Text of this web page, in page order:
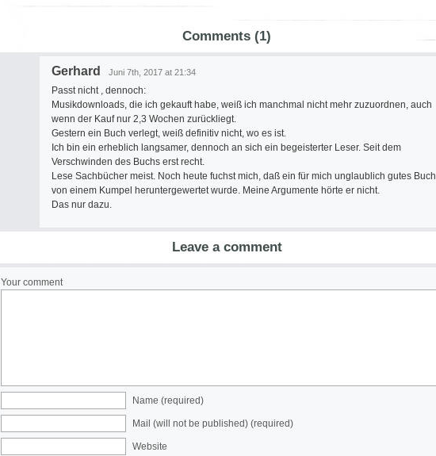
Comments (1)
Gerhard Juni 7th, 2017 at 21:34
Passt nicht , dennoch:
Musikdownloads, die ich gekauft habe, weiß ich manchmal nicht mehr zuzuordnen, auch
wenn der Kauf nur 2,3 Wochen zurückliegt.
Gestern ein Buch verlegt, weiß definitiv nicht, wo es ist.
Ich bin ein erheblich langsamer, dennoch an sich ein begeisterter Leser. Seit dem
Verschwinden des Buchs erst recht.
Lese Sachbücher meist. Noch heute fuchst mich, daß ein für mich unglaublich gutes Buch
von einem Kumpel heruntergewertet wurde. Meine Argumente hörte er nicht.
Das nur dazu.
Leave a comment
Your comment
Name (required)
Mail (will not be published) (required)
Website